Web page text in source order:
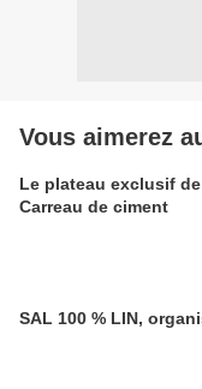
Vous aimerez
Le plateau exclusif
Carreau de ciment